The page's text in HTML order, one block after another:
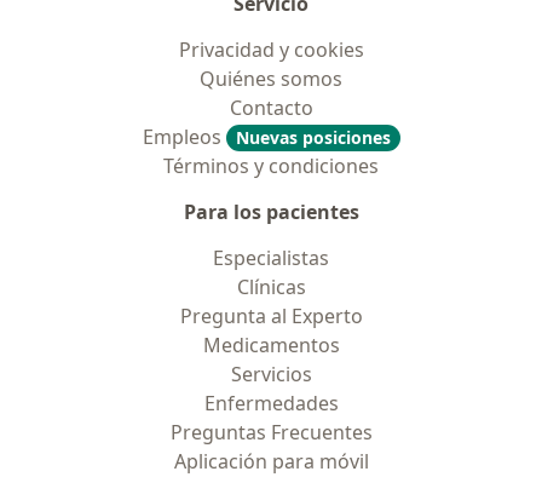
Privacidad y cookies
Quiénes somos
Contacto
Empleos
Nuevas posiciones
Términos y condiciones
Para los pacientes
Especialistas
Clínicas
Pregunta al Experto
Medicamentos
Servicios
Enfermedades
Preguntas Frecuentes
Aplicación para móvil